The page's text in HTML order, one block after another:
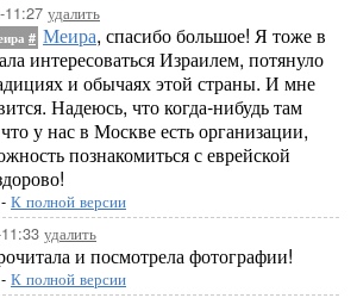
11:27 удалить
# Меира, спасибо большое! Я тоже в
интересоваться Израилем, потянуло
и обычаях этой страны. И мне
Надеюсь, что когда-нибудь там
у нас в Москве есть организации,
познакомиться с еврейской
- К полной версии
удалить
и посмотрела фотографии!
- К полной версии